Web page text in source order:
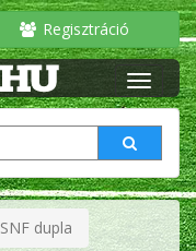
Regisztráció
SNF dupla